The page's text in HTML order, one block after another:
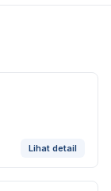
Lihat detail